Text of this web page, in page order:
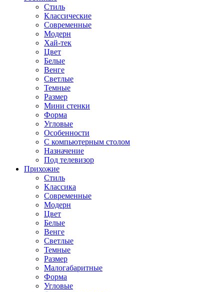
Стиль
Классические
Современные
Модерн
Хай-тек
Цвет
Белые
Венге
Светлые
Темные
Размер
Мини стенки
Форма
Угловые
Особенности
С компьютерным столом
Назначение
Под телевизор
Прихожие
Стиль
Классика
Современные
Модерн
Цвет
Белые
Венге
Светлые
Темные
Размер
Малогабаритные
Форма
Угловые